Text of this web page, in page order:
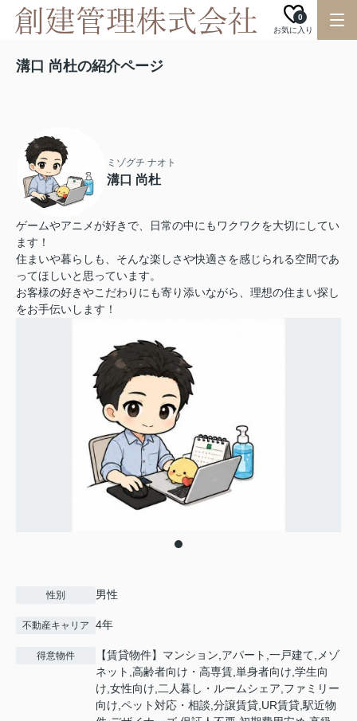
お気に入り
0
溝口 尚杜の紹介ページ
ミゾグチ ナオト
溝口 尚杜
ゲームやアニメが好きで、日常の中にもワクワクを大切にしてい
ます！
住まいや暮らしも、そんな楽しさや快適さを感じられる空間であ
ってほしいと思っています。
お客様の好きやこだわりにも寄り添いながら、理想の住まい探し
をお手伝いします！
性別 男性
不動産キャリア 4年
得意物件
【賃貸物件】マンション,アパート,一戸建て,メゾ
ネット,高齢者向け・高専賃,単身者向け,学生向
け,女性向け,二人暮し・ルームシェア,ファミリー
向け,ペット対応・相談,分譲賃貸,UR賃貸,駅近物